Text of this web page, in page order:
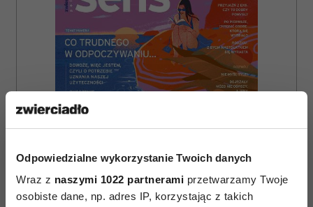
Odpowiedzialne wykorzystanie Twoich danych
Wraz z naszymi 1022 partnerami przetwarzamy Twoje
osobiste dane, np. adres IP, korzystając z takich